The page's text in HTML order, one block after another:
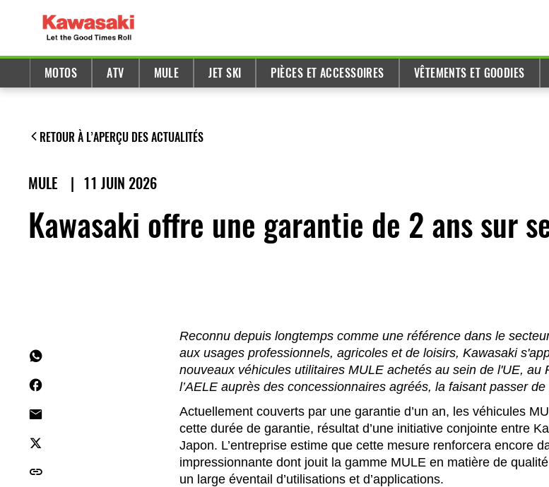
MOTOS ATV MULE JET SKI PIÈCES ET ACCESSOIRES VÊTEMENTS ET GOODIES
RETOUR À L’APERÇU DES ACTUALITÉS
MULE | 11 JUIN 2026
Kawasaki offre une garantie de 2 ans sur
Reconnu depuis longtemps comme une référence dans le
aux usages professionnels, agricoles et de loisirs, Kawasaki
nouveaux véhicules utilitaires MULE achetés au sein de l'UE, au
l’AELE auprès des concessionnaires agréés, la faisant passer
Actuellement couverts par une garantie d’un an, les véhicules
cette durée de garantie, résultat d’une initiative conjointe entre
Japon. L’entreprise estime que cette mesure renforcera encore
impressionnante dont jouit la gamme MULE en matière de
un large éventail d’utilisations et d’applications.